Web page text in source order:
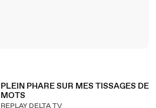
PLEIN PHARE SUR MES TISSAGES DE
MOTS